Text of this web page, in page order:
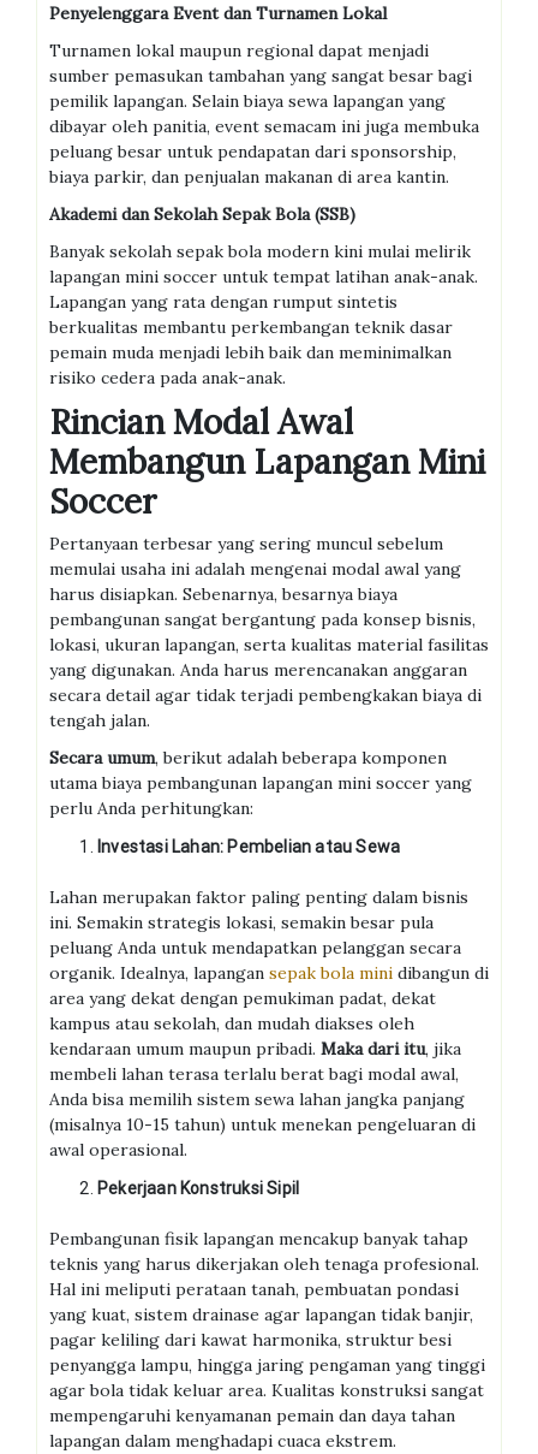
Penyelenggara Event dan Turnamen Lokal
Turnamen lokal maupun regional dapat menjadi
sumber pemasukan tambahan yang sangat besar bagi
pemilik lapangan. Selain biaya sewa lapangan yang
dibayar oleh panitia, event semacam ini juga membuka
peluang besar untuk pendapatan dari sponsorship,
biaya parkir, dan penjualan makanan di area kantin.
Akademi dan Sekolah Sepak Bola (SSB)
Banyak sekolah sepak bola modern kini mulai melirik
lapangan mini soccer untuk tempat latihan anak-anak.
Lapangan yang rata dengan rumput sintetis
berkualitas membantu perkembangan teknik dasar
pemain muda menjadi lebih baik dan meminimalkan
risiko cedera pada anak-anak.
Rincian Modal Awal
Membangun Lapangan Mini
Soccer
Pertanyaan terbesar yang sering muncul sebelum
memulai usaha ini adalah mengenai modal awal yang
harus disiapkan. Sebenarnya, besarnya biaya
pembangunan sangat bergantung pada konsep bisnis,
lokasi, ukuran lapangan, serta kualitas material fasilitas
yang digunakan. Anda harus merencanakan anggaran
secara detail agar tidak terjadi pembengkakan biaya di
tengah jalan.
Secara umum, berikut adalah beberapa komponen
utama biaya pembangunan lapangan mini soccer yang
perlu Anda perhitungkan:
Investasi Lahan: Pembelian atau Sewa
Lahan merupakan faktor paling penting dalam bisnis
ini. Semakin strategis lokasi, semakin besar pula
peluang Anda untuk mendapatkan pelanggan secara
organik. Idealnya, lapangan sepak bola mini dibangun di
area yang dekat dengan pemukiman padat, dekat
kampus atau sekolah, dan mudah diakses oleh
kendaraan umum maupun pribadi. Maka dari itu, jika
membeli lahan terasa terlalu berat bagi modal awal,
Anda bisa memilih sistem sewa lahan jangka panjang
(misalnya 10-15 tahun) untuk menekan pengeluaran di
awal operasional.
Pekerjaan Konstruksi Sipil
Pembangunan fisik lapangan mencakup banyak tahap
teknis yang harus dikerjakan oleh tenaga profesional.
Hal ini meliputi perataan tanah, pembuatan pondasi
yang kuat, sistem drainase agar lapangan tidak banjir,
pagar keliling dari kawat harmonika, struktur besi
penyangga lampu, hingga jaring pengaman yang tinggi
agar bola tidak keluar area. Kualitas konstruksi sangat
mempengaruhi kenyamanan pemain dan daya tahan
lapangan dalam menghadapi cuaca ekstrem.